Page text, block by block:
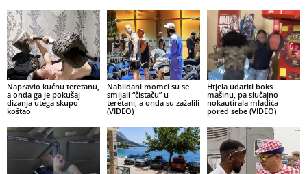
Napravio kućnu teretanu,
a onda ga je pokušaj
dizanja utega skupo
koštao
Nabildani momci su se
smijali “čistaču” u
teretani, a onda su zažalili
(VIDEO)
Htjela udariti boks
mašinu, pa slučajno
nokautirala mladića
pored sebe (VIDEO)